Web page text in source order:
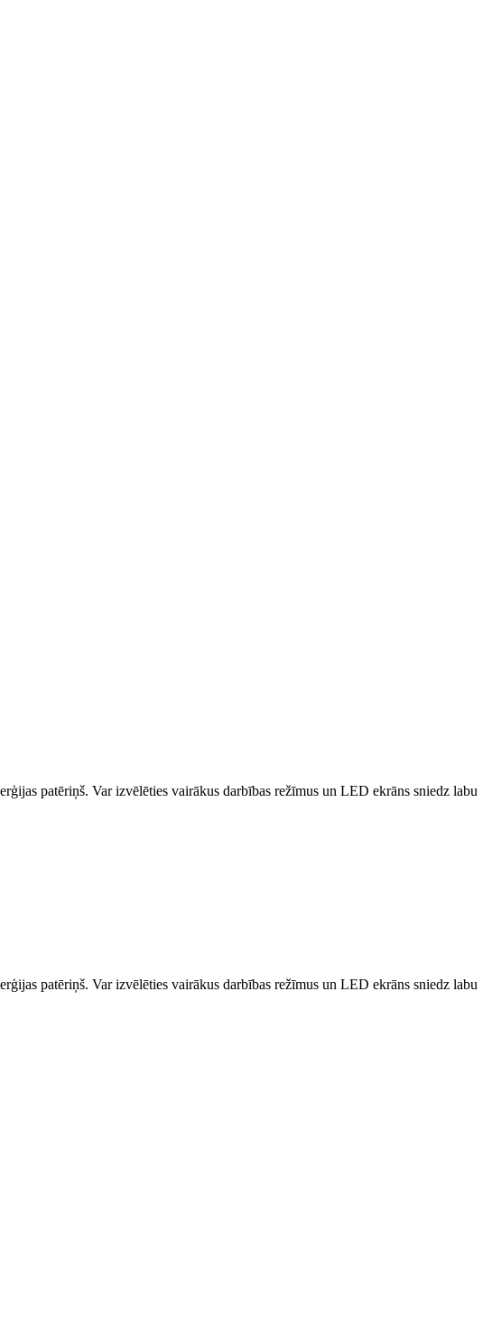
patēriņš. Var izvēlēties vairākus darbības režīmus un LED ekrāns sniedz labu
patēriņš. Var izvēlēties vairākus darbības režīmus un LED ekrāns sniedz labu